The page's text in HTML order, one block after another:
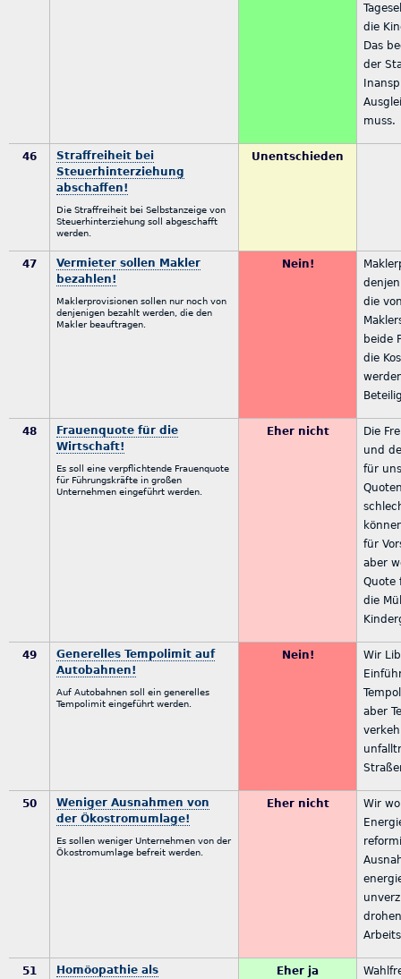
die
Das
der
muss.
46
Straffreiheit bei
Steuerhinterziehung
abschaffen!
Die Straffreiheit bei Selbstanzeige von
Steuerhinterziehung soll abgeschafft
werden.
Unentschieden
47
Vermieter sollen Makler
bezahlen!
Maklerprovisionen sollen nur noch von
denjenigen bezahlt werden, die den
Makler beauftragen.
Nein!
die
beide
die
48
Frauenquote für die
Wirtschaft!
Es soll eine verpflichtende Frauenquote
für Führungskräfte in großen
Unternehmen eingeführt werden.
Eher nicht
Die
und
für
für
aber
Quote
die
49
Generelles Tempolimit auf
Autobahnen!
Auf Autobahnen soll ein generelles
Tempolimit eingeführt werden.
Nein!
Wir
aber
50
Weniger Ausnahmen von
der Ökostromumlage!
Es sollen weniger Unternehmen von der
Ökostromumlage befreit werden.
Eher nicht
Wir
51 Homöopathie als Eher ja